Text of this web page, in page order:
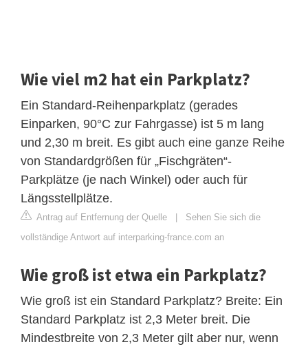
Wie viel m2 hat ein Parkplatz?
Ein Standard-Reihenparkplatz (gerades
Einparken, 90°C zur Fahrgasse) ist 5 m lang
und 2,30 m breit. Es gibt auch eine ganze Reihe
von Standardgrößen für „Fischgräten“-
Parkplätze (je nach Winkel) oder auch für
Längsstellplätze.
Antrag auf Entfernung der Quelle
Sehen Sie sich die
vollständige Antwort auf interparking-france.com an
Wie groß ist etwa ein Parkplatz?
Wie groß ist ein Standard Parkplatz? Breite: Ein
Standard Parkplatz ist 2,3 Meter breit. Die
Mindestbreite von 2,3 Meter gilt aber nur, wenn